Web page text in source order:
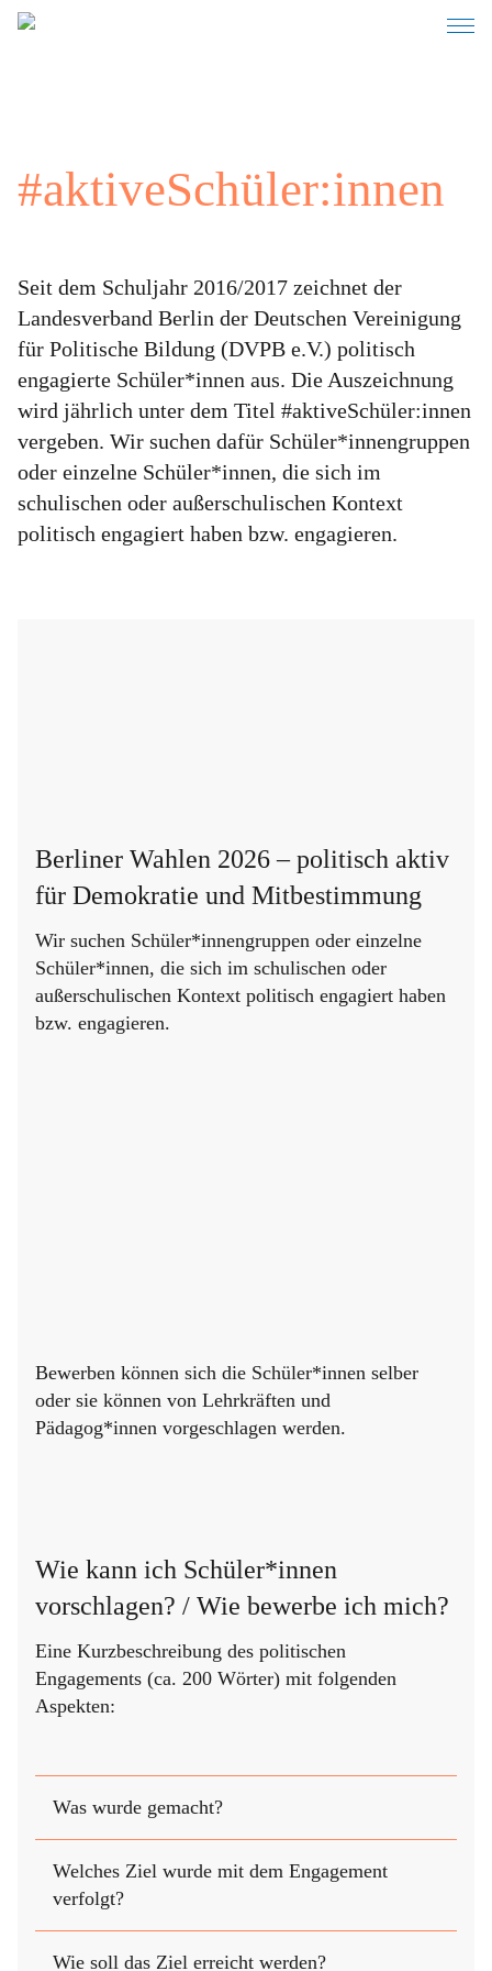
Aktuelles
Kontakt
#aktive­Schüler­­:innen
Seit dem Schuljahr 2016/2017 zeichnet der
Landesverband Berlin der Deutschen Vereinigung
für Politische Bildung (DVPB e.V.) politisch
engagierte Schüler*innen aus. Die Auszeichnung
wird jährlich unter dem Titel #aktiveSchüler:innen
vergeben. Wir suchen dafür Schüler*innengruppen
oder einzelne Schüler*innen, die sich im
schulischen oder außerschulischen Kontext
politisch engagiert haben bzw. engagieren.
Berliner Wahlen 2026 – politisch aktiv
für Demokratie und Mitbestimmung
Wir suchen Schüler*innengruppen oder einzelne
Schüler*innen, die sich im schulischen oder
außerschulischen Kontext politisch engagiert haben
bzw. engagieren.
Bewerben können sich die Schüler*innen selber
oder sie können von Lehrkräften und
Pädagog*innen vorgeschlagen werden.
Wie kann ich Schüler*innen
vorschlagen? / Wie bewerbe ich mich?
Eine Kurzbeschreibung des politischen
Engagements (ca. 200 Wörter) mit folgenden
Aspekten:
Was wurde gemacht?
Welches Ziel wurde mit dem Engagement
verfolgt?
Wie soll das Ziel erreicht werden?